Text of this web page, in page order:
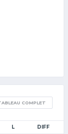
COMPLET
L DIFF